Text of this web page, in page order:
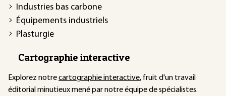
Industries bas carbone
Équipements industriels
Plasturgie
Cartographie interactive
Explorez notrecartographie interactive, fruit d'un travail
éditorial minutieux mené par notre équipe de spécialistes.